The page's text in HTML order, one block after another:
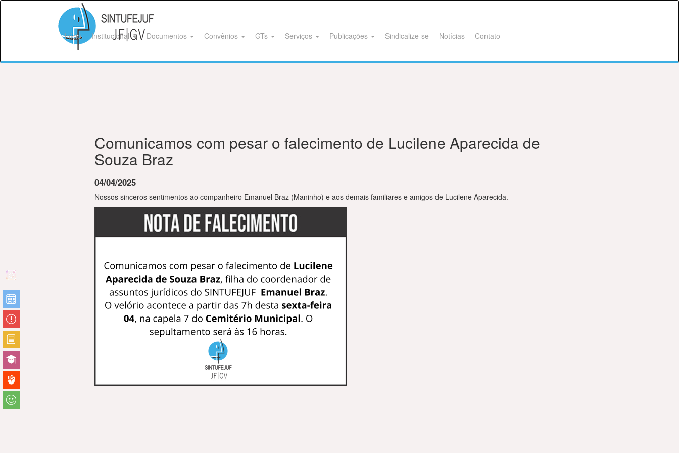
Início Institucional Documentos Convênios GTs Serviços Publicações Sindicalize-se Notícias Contato
Comunicamos com pesar o falecimento de Lucilene Aparecida de
Souza Braz
04/04/2025
Nossos sinceros sentimentos ao companheiro Emanuel Braz (Maninho) e aos demais familiares e amigos de Lucilene Aparecida.